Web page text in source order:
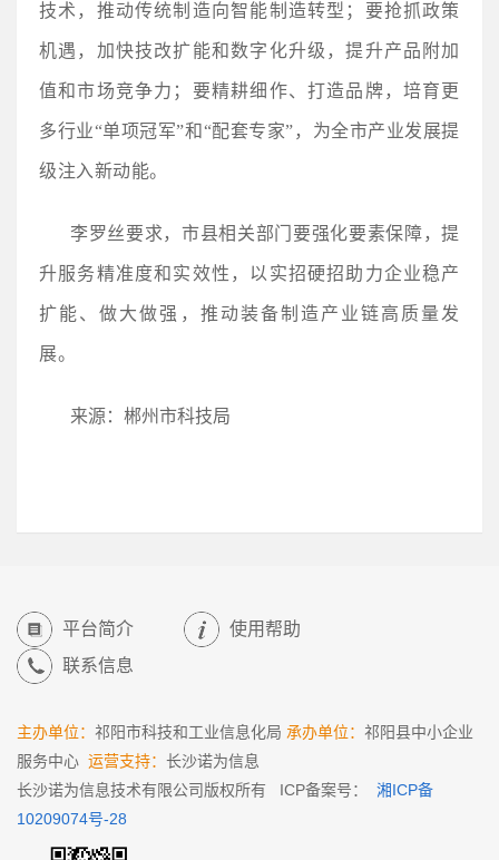
技术，推动传统制造向智能制造转型；要抢抓政策
机遇，加快技改扩能和数字化升级，提升产品附加
值和市场竞争力；要精耕细作、打造品牌，培育更
多行业“单项冠军”和“配套专家”，为全市产业发展提
级注入新动能。
李罗丝要求，市县相关部门要强化要素保障，提
升服务精准度和实效性，以实招硬招助力企业稳产
扩能、做大做强，推动装备制造产业链高质量发
展。
来源：郴州市科技局
平台简介
使用帮助
联系信息
主办单位： 祁阳市科技和工业信息化局 承办单位： 祁阳县中小企业
服务中心 运营支持： 长沙诺为信息
长沙诺为信息技术有限公司版权所有 ICP备案号： 湘ICP备
10209074号-28